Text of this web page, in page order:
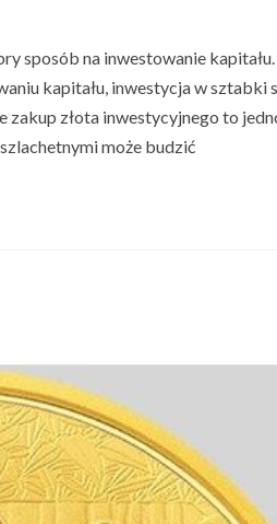
sposób na inwestowanie
kapitału, inwestycja w sztabki
zakup złota inwestycyjnego to
może budzić